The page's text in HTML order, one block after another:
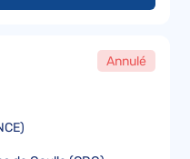
Annulé